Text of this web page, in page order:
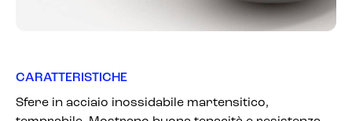
CARATTERISTICHE
Sfere in acciaio inossidabile martensitico,